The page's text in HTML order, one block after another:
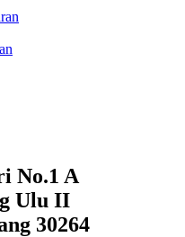
No.1 A
Ulu II
30264